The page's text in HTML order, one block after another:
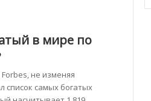
в мире по
не изменяя
список самых богатых